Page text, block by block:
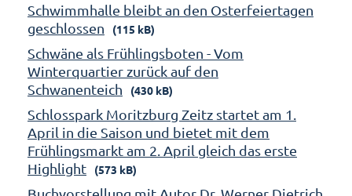
Schwimmhalle bleibt an den Osterfeiertagen
geschlossen
(115 kB)
Schwäne als Frühlingsboten - Vom
Winterquartier zurück auf den
Schwanenteich
(430 kB)
Schlosspark Moritzburg Zeitz startet am 1.
April in die Saison und bietet mit dem
Frühlingsmarkt am 2. April gleich das erste
Highlight
(573 kB)